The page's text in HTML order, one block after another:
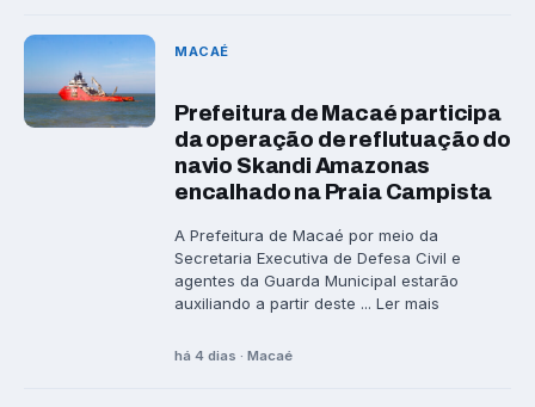
MACAÉ
Prefeitura de Macaé participa
da operação de reflutuação do
navio Skandi Amazonas
encalhado na Praia Campista
A Prefeitura de Macaé por meio da
Secretaria Executiva de Defesa Civil e
agentes da Guarda Municipal estarão
auxiliando a partir deste ... Ler mais
há 4 dias · Macaé